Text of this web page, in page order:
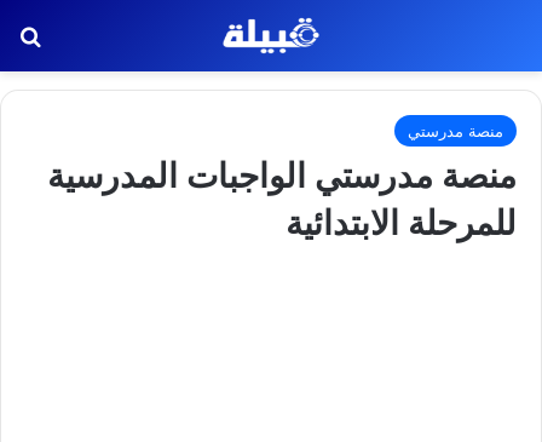
منصة مدرستي
منصة مدرستي الواجبات المدرسية
للمرحلة الابتدائية